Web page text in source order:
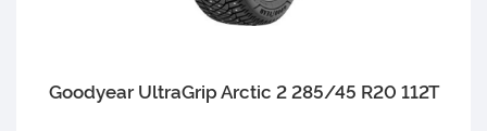
Goodyear UltraGrip Arctic 2 285/45 R20 112T